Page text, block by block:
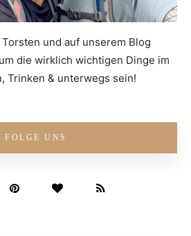
und auf unserem Blog
die wirklich wichtigen Dinge im
Trinken & unterwegs sein!
FOLGE UNS